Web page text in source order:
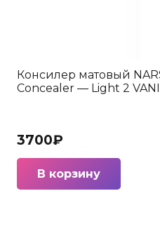
Консилер матовый
Concealer — Light 2
3700₽
В корзину